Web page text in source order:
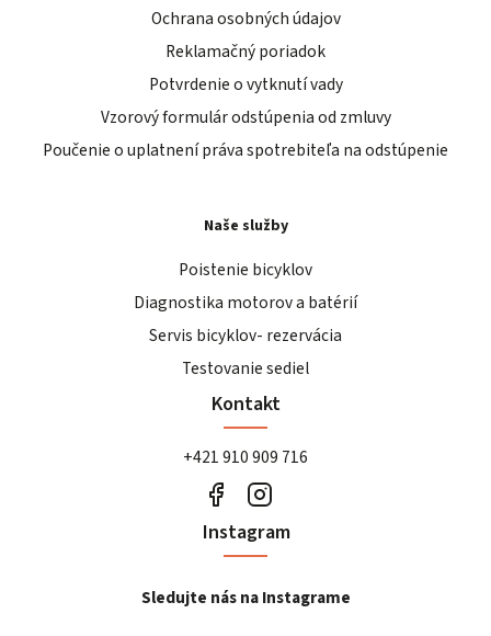
Ochrana osobných údajov
Reklamačný poriadok
Potvrdenie o vytknutí vady
Vzorový formulár odstúpenia od zmluvy
Poučenie o uplatnení práva spotrebiteľa na odstúpenie
Naše služby
Poistenie bicyklov
Diagnostika motorov a batérií
Servis bicyklov- rezervácia
Testovanie sediel
Kontakt
+421 910 909 716
Instagram
Sledujte nás na Instagrame